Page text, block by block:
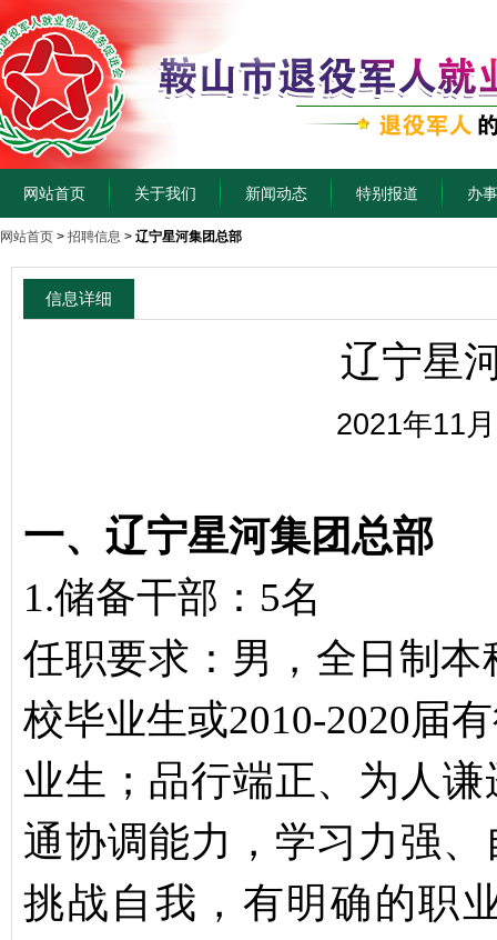
网站首页 关于我们 新闻动态 特别报道 办
网站首页 > 招聘信息 > 辽宁星河集团总部
信息详细
辽宁星
2021年11
一、辽宁星河集团总部
1.储备干部：5名
任职要求：男，全日制本
校毕业生或2010-2020届
业生；品行端正、为人
通协调能力，学习力强
挑战自我，有明确的职